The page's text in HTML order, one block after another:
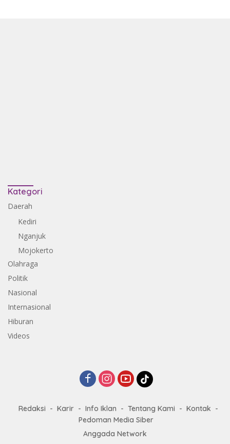
Kategori
Daerah
Kediri
Nganjuk
Mojokerto
Olahraga
Politik
Nasional
Internasional
Hiburan
Videos
Redaksi Karir Info Iklan Tentang Kami
Kontak
Pedoman Media Siber
Anggada Network